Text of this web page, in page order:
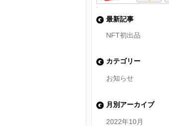
最新記事
NFT初出品
カテゴリー
お知らせ
月別アーカイブ
2022年10月